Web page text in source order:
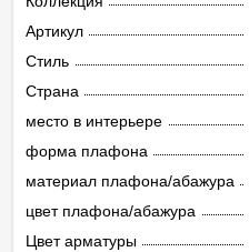
Артикул
Стиль
Страна
место в интерьере
форма плафона
материал плафона/абажура
цвет плафона/абажура
Цвет арматуры